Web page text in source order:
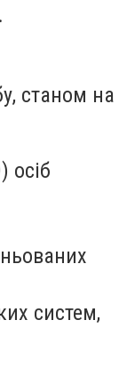
станом на
осіб
систем,